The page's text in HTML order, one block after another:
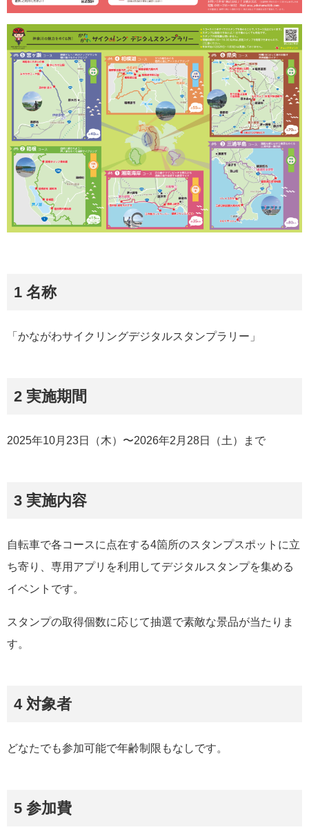
1 名称
「かながわサイクリングデジタルスタンプラリー」
2 実施期間
2025年10月23日（木）〜2026年2月28日（土）まで
3 実施内容
自転車で各コースに点在する4箇所のスタンプスポットに立
ち寄り、専用アプリを利用してデジタルスタンプを集める
イベントです。
スタンプの取得個数に応じて抽選で素敵な景品が当たりま
す。
4 対象者
どなたでも参加可能で年齢制限もなしです。
5 参加費